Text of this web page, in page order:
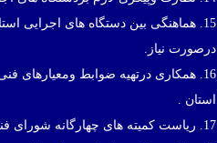
15. هماهنگی بین دستگاه های اجرایی
درصورت نیاز.
16. همکاری درتهیه ضوابط
استان .
17. ریاست کمیته های چهارگانه شورای فنی استان وانجام امورمحوله .